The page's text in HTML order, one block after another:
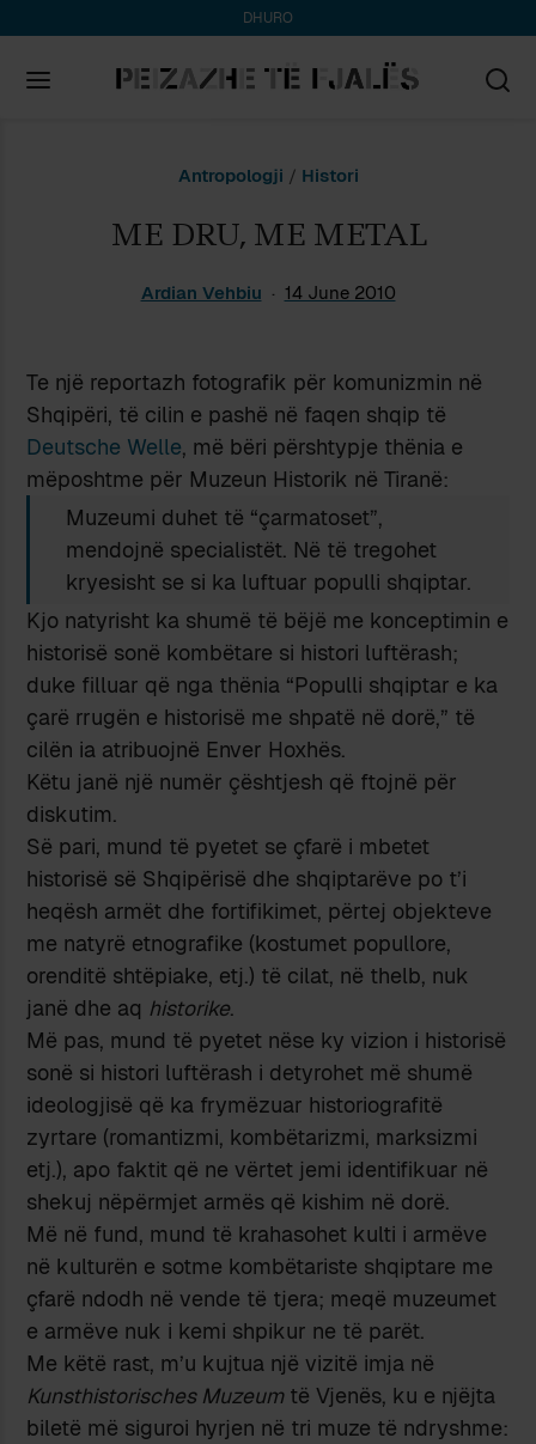
DHURO
Antropologji / Histori
ME DRU, ME METAL
Ardian Vehbiu 14 June 2010
Te një reportazh fotografik për komunizmin në
Shqipëri, të cilin e pashë në faqen shqip të
Deutsche Welle, më bëri përshtypje thënia e
mëposhtme për Muzeun Historik në Tiranë:
Muzeumi duhet të “çarmatoset”,
mendojnë specialistët. Në të tregohet
kryesisht se si ka luftuar populli shqiptar.
Kjo natyrisht ka shumë të bëjë me konceptimin e
historisë sonë kombëtare si histori luftërash;
duke filluar që nga thënia “Populli shqiptar e ka
çarë rrugën e historisë me shpatë në dorë,” të
cilën ia atribuojnë Enver Hoxhës.
Këtu janë një numër çështjesh që ftojnë për
diskutim.
Së pari, mund të pyetet se çfarë i mbetet
historisë së Shqipërisë dhe shqiptarëve po t’i
heqësh armët dhe fortifikimet, përtej objekteve
me natyrë etnografike (kostumet popullore,
orenditë shtëpiake, etj.) të cilat, në thelb, nuk
janë dhe aq historike.
Më pas, mund të pyetet nëse ky vizion i historisë
sonë si histori luftërash i detyrohet më shumë
ideologjisë që ka frymëzuar historiografitë
zyrtare (romantizmi, kombëtarizmi, marksizmi
etj.), apo faktit që ne vërtet jemi identifikuar në
shekuj nëpërmjet armës që kishim në dorë.
Më në fund, mund të krahasohet kulti i armëve
në kulturën e sotme kombëtariste shqiptare me
çfarë ndodh në vende të tjera; meqë muzeumet
e armëve nuk i kemi shpikur ne të parët.
Me këtë rast, m’u kujtua një vizitë imja në
Kunsthistorisches Muzeumtë Vjenës, ku e njëjta
biletë më siguroi hyrjen në tri muze të ndryshme: